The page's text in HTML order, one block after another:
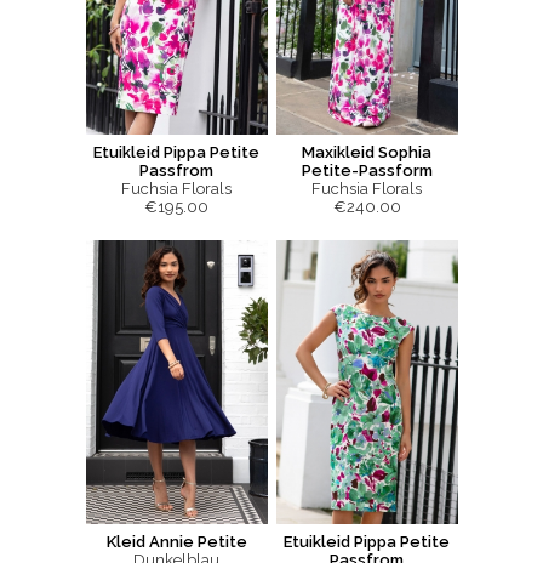
Etuikleid Pippa Petite
Passfrom
Fuchsia Florals
€195.00
Maxikleid Sophia
Petite-Passform
Fuchsia Florals
€240.00
Kleid Annie Petite
Etuikleid Pippa Petite